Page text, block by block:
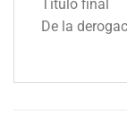
Título final
De la